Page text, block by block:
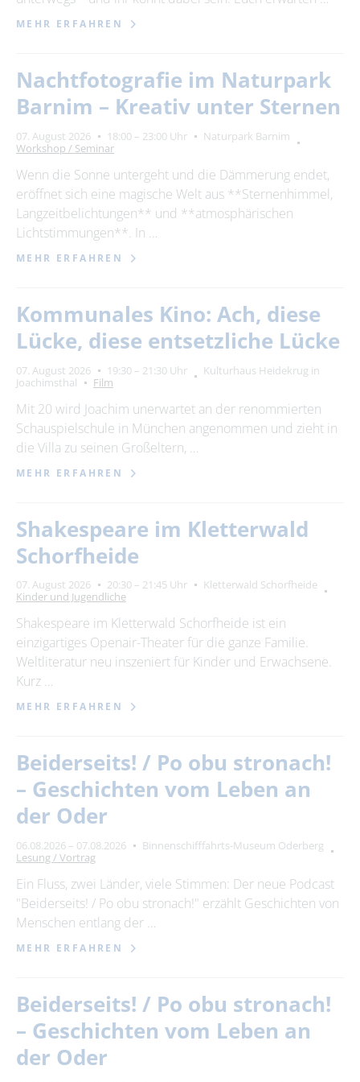
MEHR ERFAHREN
Nachtfotografie im Naturpark
Barnim – Kreativ unter Sternen
07. August 2026 18:00 – 23:00 Uhr
Naturpark Barnim
Workshop / Seminar
Wenn die Sonne untergeht und die Dämmerung endet,
eröffnet sich eine magische Welt aus **Sternenhimmel,
Langzeitbelichtungen** und **atmosphärischen
Lichtstimmungen**. In …
MEHR ERFAHREN
Kommunales Kino: Ach, diese
Lücke, diese entsetzliche Lücke
07. August 2026 19:30 – 21:30 Uhr
Kulturhaus Heidekrug in
Joachimsthal
Film
Mit 20 wird Joachim unerwartet an der renommierten
Schauspielschule in München angenommen und zieht in
die Villa zu seinen Großeltern, …
MEHR ERFAHREN
Shakespeare im Kletterwald
Schorfheide
07. August 2026 20:30 – 21:45 Uhr
Kletterwald Schorfheide
Kinder und Jugendliche
Shakespeare im Kletterwald Schorfheide ist ein
einzigartiges Openair-Theater für die ganze Familie.
Weltliteratur neu inszeniert für Kinder und Erwachsene.
Kurz …
MEHR ERFAHREN
Beiderseits! / Po obu stronach!
– Geschichten vom Leben an
der Oder
06.08.2026 – 07.08.2026
Binnenschifffahrts-Museum Oderberg
Lesung / Vortrag
Ein Fluss, zwei Länder, viele Stimmen: Der neue Podcast
"Beiderseits! / Po obu stronach!" erzählt Geschichten von
Menschen entlang der …
MEHR ERFAHREN
Beiderseits! / Po obu stronach!
– Geschichten vom Leben an
der Oder